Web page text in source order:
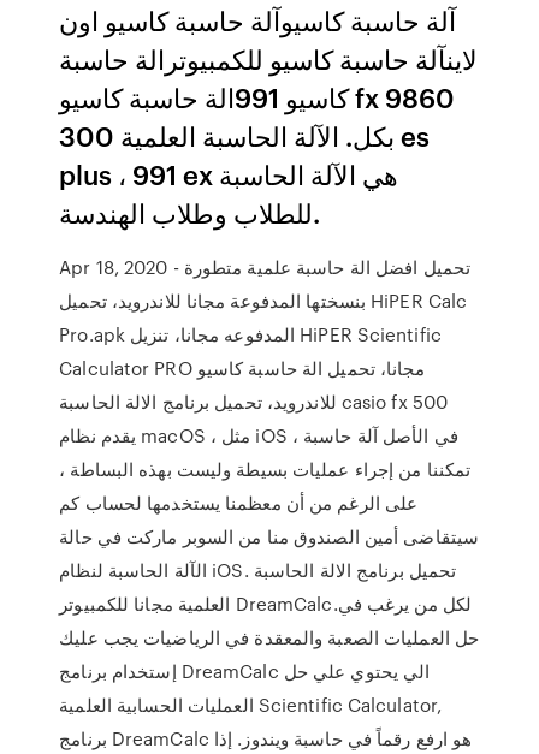
آلة حاسبة كاسيوآلة حاسبة كاسيو اون
لاينآلة حاسبة كاسيو للكمبيوترالة حاسبة
كاسيو 991الة حاسبة كاسيو fx 9860
بكل. الآلة الحاسبة العلمية 300 es
plus ، 991 ex هي الآلة الحاسبة
للطلاب وطلاب الهندسة.
Apr 18, 2020 - تحميل افضل الة حاسبة علمية متطورة
بنسختها المدفوعة مجانا للاندرويد، تحميل HiPER Calc
Pro.apk المدفوعه مجانا، تنزيل HiPER Scientific
Calculator PRO مجانا، تحميل الة حاسبة كاسيو
للاندرويد، تحميل برنامج الالة الحاسبة casio fx 500
يقدم نظام macOS ، مثل iOS ، في الأصل آلة حاسبة
تمكننا من إجراء عمليات بسيطة وليست بهذه البساطة ،
على الرغم من أن معظمنا يستخدمها لحساب كم
سيتقاضى أمين الصندوق منا من السوبر ماركت في حالة
الآلة الحاسبة لنظام iOS. تحميل برنامج الالة الحاسبة
العلمية مجانا للكمبيوتر DreamCalc.لكل من يرغب في
حل العمليات الصعبة والمعقدة في الرياضيات يجب عليك
إستخدام برنامج DreamCalc الي يحتوي علي حل
العمليات الحسابية العلمية Scientific Calculator,
برنامج DreamCalc هو ارفع رقماً في حاسبة ويندوز. إذا